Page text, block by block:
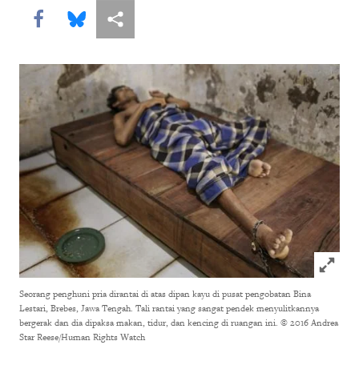
Share this via Facebook
Share this via Bluesky
More sharing options
Click to
Seorang penghuni pria dirantai di atas dipan kayu di pusat pengobatan Bina
Lestari, Brebes, Jawa Tengah. Tali rantai yang sangat pendek menyulitkannya
bergerak dan dia dipaksa makan, tidur, dan kencing di ruangan ini. © 2016 Andrea
Star Reese/Human Rights Watch